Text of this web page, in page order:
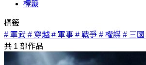
標籤
標籤
# 軍武 # 穿越# 軍事 # 戰爭 # 權謀 # 三國
共 1 部作品